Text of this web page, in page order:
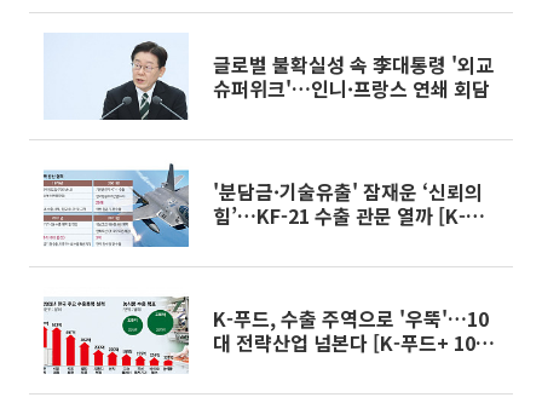
글로벌 불확실성 속 李대통령 '외교
슈퍼위크'…인니·프랑스 연쇄 회담
'분담금·기술유출' 잠재운 ‘신뢰의
힘’…KF-21 수출 관문 열까 [K-방
K-푸드, 수출 주역으로 '우뚝'…10
대 전략산업 넘본다 [K-푸드+ 10대